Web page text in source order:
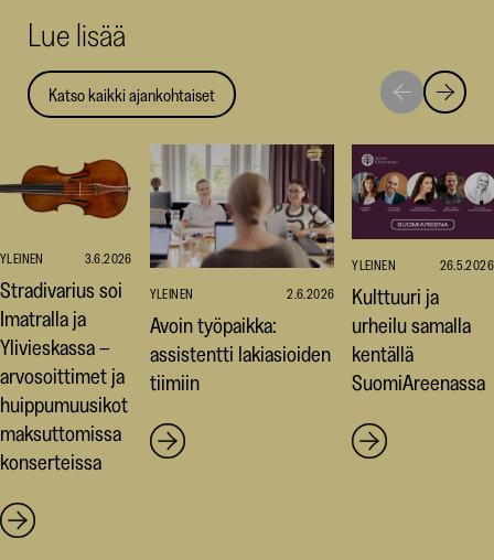
Lue lisää
Katso kaikki ajankohtaiset
Siirry
seuraavaan
Siirry
YLEINEN 3.6.2026
Stradivarius soi
Imatralla ja
Ylivieskassa –
arvosoittimet ja
huippumuusikot
maksuttomissa
konserteissa
YLEINEN 2.6.2026
Avoin työpaikka:
assistentti lakiasioiden
tiimiin
YLEINEN 26.5.2026
Kulttuuri ja
urheilu samalla
kentällä
SuomiAreenassa